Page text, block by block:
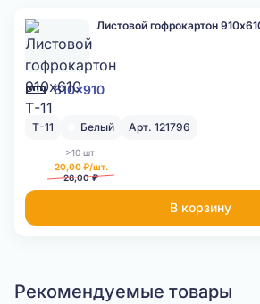
610x910
Листовой гофрокартон
Т-11 Белый Арт. 121796
>10 шт.
20,00 ₽/шт.
28,00 ₽
В корзину
Рекомендуемые товары